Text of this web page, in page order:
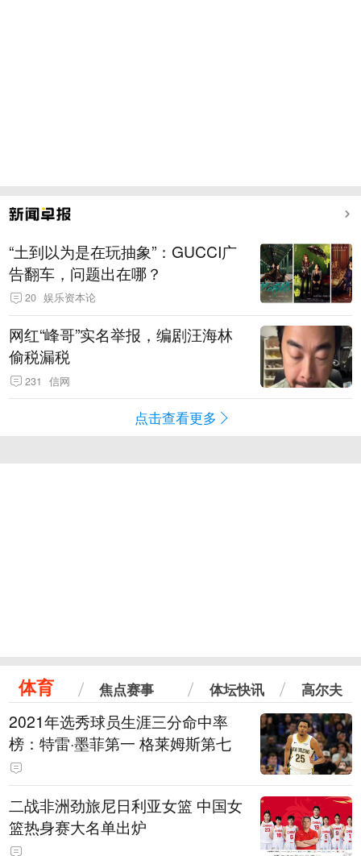
“土到以为是在玩抽象”：GUCCI广
告翻车，问题出在哪？
20 娱乐资本论
网红“峰哥”实名举报，编剧汪海林
偷税漏税
231 信网
点击查看更多
体育 焦点赛事 体坛快讯 高尔夫
2021年选秀球员生涯三分命中率
榜：特雷·墨菲第一 格莱姆斯第七
二战非洲劲旅尼日利亚女篮 中国女
篮热身赛大名单出炉